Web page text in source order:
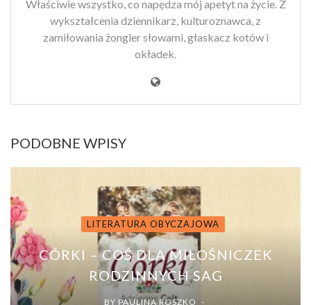
Właściwie wszystko, co napędza mój apetyt na życie. Z
wykształcenia dziennikarz, kulturoznawca, z
zamiłowania żongler słowami, głaskacz kotów i
okładek.
PODOBNE WPISY
LITERATURA OBYCZAJOWA
CÓRKI – COŚ DLA MIŁOŚNICZEK
RODZINNYCH SAG
BY PAULINA ROSZKO